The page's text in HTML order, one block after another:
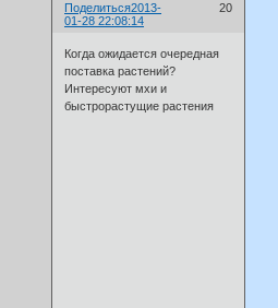
Поделиться 20
2013-
01-28 22:08:14
Когда ожидается очередная
поставка растений?
Интересуют мхи и
быстрорастущие растения